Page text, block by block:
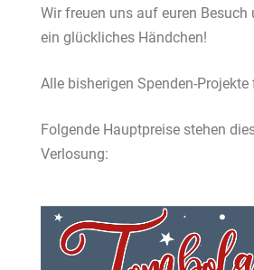
Wir freuen uns auf euren Besuch
ein glückliches Händchen!
Alle bisherigen Spenden-Projekte
Folgende Hauptpreise stehen
Verlosung: